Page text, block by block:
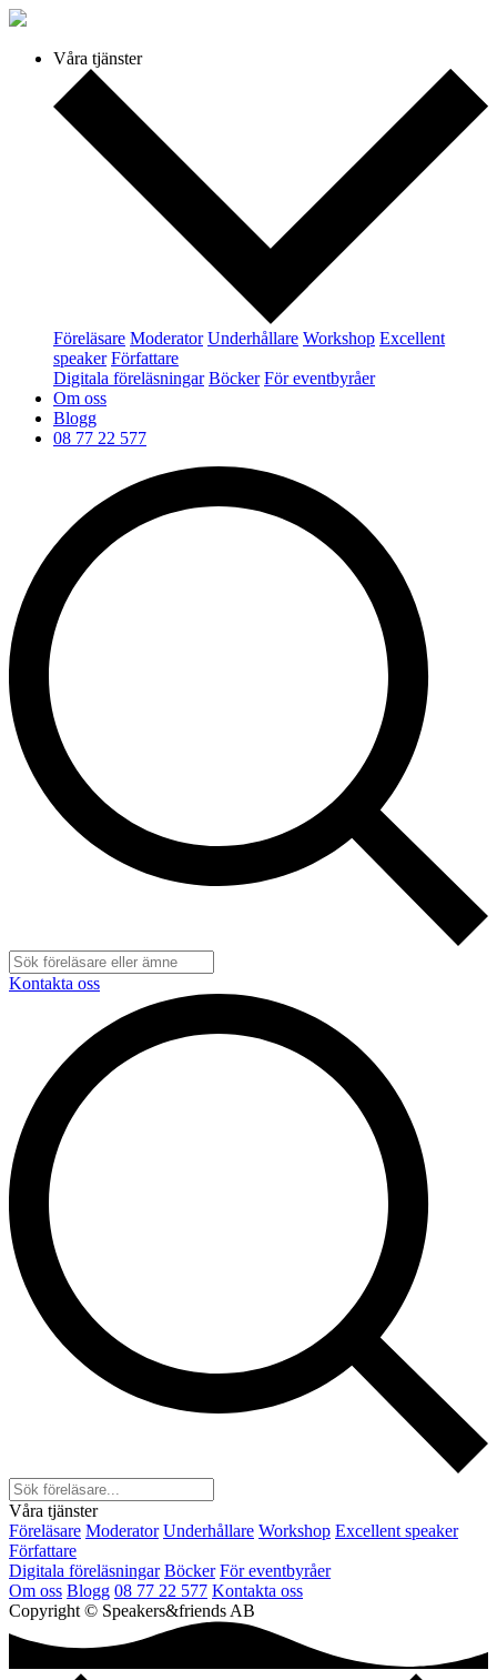
Våra tjänster
Föreläsare Moderator Underhållare Workshop Excellent
speaker Författare
Digitala föreläsningar Böcker För eventbyråer
Om oss
Blogg
08 77 22 577
Kontakta oss
Våra tjänster
Föreläsare Moderator Underhållare Workshop Excellent speaker
Författare
Digitala föreläsningar Böcker För eventbyråer
Om oss Blogg 08 77 22 577 Kontakta oss
Copyright © Speakers&friends AB